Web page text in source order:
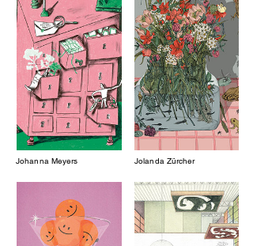
Johanna Meyers Jolanda Zürcher